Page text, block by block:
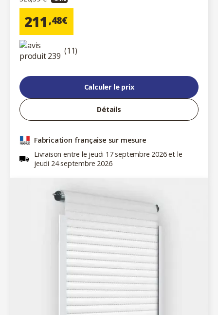
211 ,48€
(11)
Calculer le prix
Détails
Fabrication française sur mesure
Livraison entre le jeudi 17 septembre 2026 et le
jeudi 24 septembre 2026